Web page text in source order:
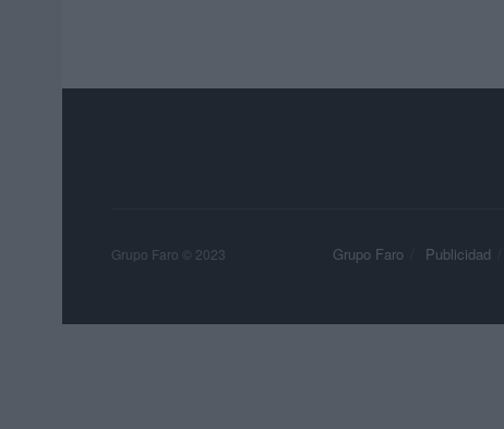
Grupo Faro Publicidad
Grupo Faro © 2023